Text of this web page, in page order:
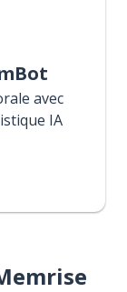
avec
IA